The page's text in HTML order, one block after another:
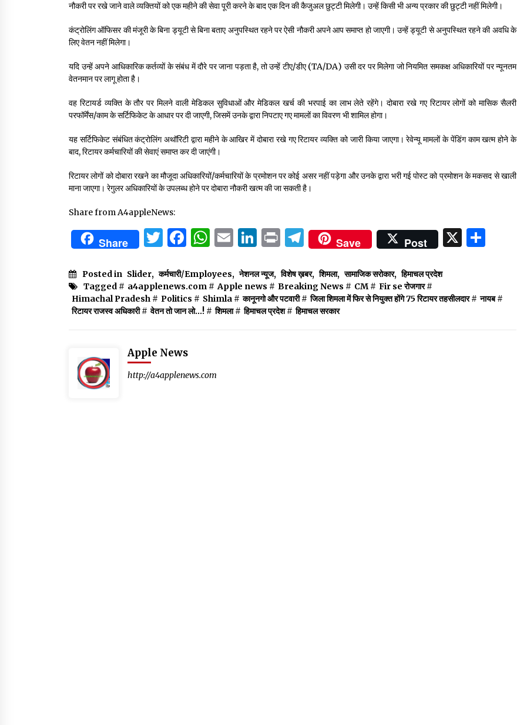
नौकरी पर रखे जाने वाले व्यक्तियों को एक महीने की सेवा पूरी करने के बाद एक दिन की कैजुअल छुट्टी मिलेगी। उन्हें किसी भी अन्य प्रकार की छुट्टी नहीं मिलेगी।
कंट्रोलिंग ऑफिसर की मंजूरी के बिना ड्यूटी से बिना बताए अनुपस्थित रहने पर ऐसी नौकरी अपने आप समाप्त हो जाएगी। उन्हें ड्यूटी से अनुपस्थित रहने की अवधि के
लिए वेतन नहीं मिलेगा।
यदि उन्हें अपने आधिकारिक कर्तव्यों के संबंध में दौरे पर जाना पड़ता है, तो उन्हें टीए/डीए (TA/DA) उसी दर पर मिलेगा जो नियमित समकक्ष अधिकारियों पर न्यूनतम
वेतनमान पर लागू होता है।
वह रिटायर्ड व्यक्ति के तौर पर मिलने वाली मेडिकल सुविधाओं और मेडिकल खर्च की भरपाई का लाभ लेते रहेंगे। दोबारा रखे गए रिटायर लोगों को मासिक सैलरी
परफॉर्मेंस/काम के सर्टिफिकेट के आधार पर दी जाएगी, जिसमें उनके द्वारा निपटाए गए मामलों का विवरण भी शामिल होगा।
यह सर्टिफिकेट संबंधित कंट्रोलिंग अथॉरिटी द्वारा महीने के आखिर में दोबारा रखे गए रिटायर व्यक्ति को जारी किया जाएगा। रेवेन्यू मामलों के पेंडिंग काम खत्म होने के
बाद, रिटायर कर्मचारियों की सेवाएं समाप्त कर दी जाएंगी।
रिटायर लोगों को दोबारा रखने का मौजूदा अधिकारियों/कर्मचारियों के प्रमोशन पर कोई असर नहीं पड़ेगा और उनके द्वारा भरी गई पोस्ट को प्रमोशन के मकसद से खाली
माना जाएगा। रेगुलर अधिकारियों के उपलब्ध होने पर दोबारा नौकरी खत्म की जा सकती है।
Share from A4appleNews:
Share Twitter
Facebook
WhatsApp
EmailLinkedIn
PrintTelegram
Save Post X
Posted in Slider, कर्मचारी/Employees, नेशनल न्यूज, विशेष ख़बर, शिमला, सामाजिक सरोकार, हिमाचल प्रदेश
Tagged # a4applenews.com # Apple news # Breaking News # CM# Fir se रोजगार#
Himachal Pradesh # Politics # Shimla # कानूनगो और पटवारी# जिला शिमला में फिर से नियुक्त होंगे 75 रिटायर तहसीलदार# नायब#
रिटायर राजस्व अधिकारी# वेतन तो जान लो...! # शिमला# हिमाचल प्रदेश# हिमाचल सरकार
Apple News
http://a4applenews.com